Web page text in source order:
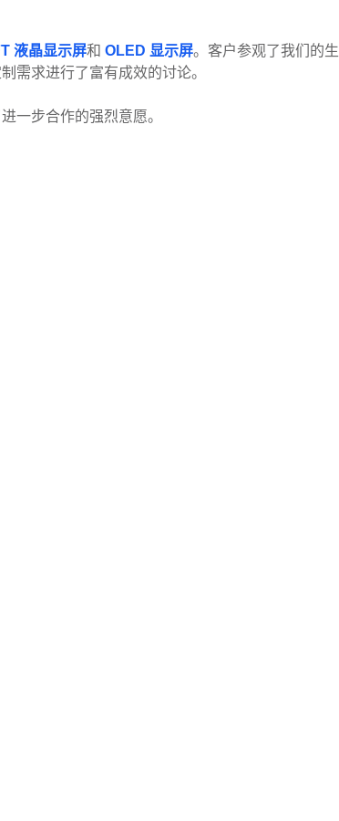
液晶显示屏和 OLED 显示屏。客户参观了我们的生
需求进行了富有成效的讨论。
一步合作的强烈意愿。